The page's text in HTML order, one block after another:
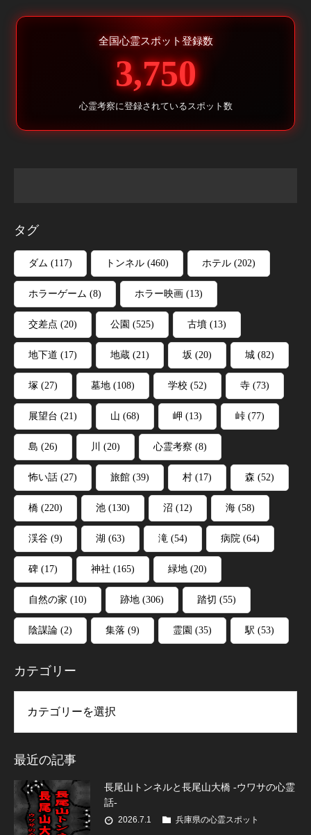
全国心霊スポット登録数
3,750
心霊考察に登録されているスポット数
タグ
ダム (117) トンネル (460) ホテル (202)
ホラーゲーム (8) ホラー映画 (13)
交差点 (20) 公園 (525) 古墳 (13)
地下道 (17) 地蔵 (21) 坂 (20) 城 (82)
塚 (27) 墓地 (108) 学校 (52) 寺 (73)
展望台 (21) 山 (68) 岬 (13) 峠 (77)
島 (26) 川 (20) 心霊考察 (8)
怖い話 (27) 旅館 (39) 村 (17) 森 (52)
橋 (220) 池 (130) 沼 (12) 海 (58)
渓谷 (9) 湖 (63) 滝 (54) 病院 (64)
碑 (17) 神社 (165) 緑地 (20)
自然の家 (10) 跡地 (306) 踏切 (55)
陰謀論 (2) 集落 (9) 霊園 (35) 駅 (53)
カテゴリー
最近の記事
長尾山トンネルと長尾山大橋 -ウワサの心霊
話-
2026.7.1 兵庫県の心霊スポット